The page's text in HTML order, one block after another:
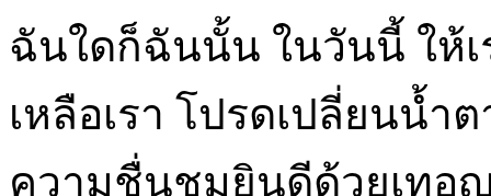
ฉันใดก็ฉันนั้น ในวันนี้ ให้เ
เหลือเรา โปรดเปลี่ยนน้ำ
ความชื่นชมยินดีด้วยเทอ